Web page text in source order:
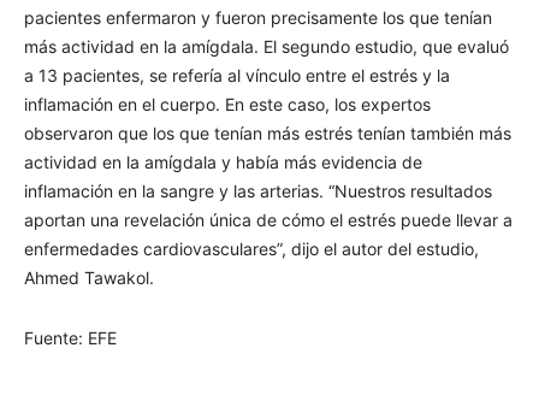
pacientes enfermaron y fueron precisamente los que tenían
más actividad en la amígdala. El segundo estudio, que evaluó
a 13 pacientes, se refería al vínculo entre el estrés y la
inflamación en el cuerpo. En este caso, los expertos
observaron que los que tenían más estrés tenían también más
actividad en la amígdala y había más evidencia de
inflamación en la sangre y las arterias. “Nuestros resultados
aportan una revelación única de cómo el estrés puede llevar a
enfermedades cardiovasculares”, dijo el autor del estudio,
Ahmed Tawakol.
Fuente: EFE